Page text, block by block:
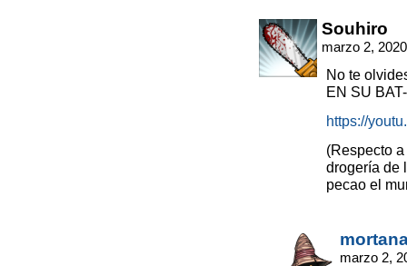
Souhiro
marzo 2,
No te
EN SU
https://
(Respecto
drogería de
pecao el
marzo 2,